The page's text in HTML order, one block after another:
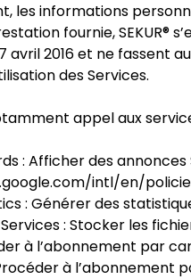
les informations
fournie, SEKUR®
avril 2016 et ne fassent
des Services.
appel aux
: Afficher des annonces
intl/en/
: Générer des
: Stocker les
à l’abonnement par
à